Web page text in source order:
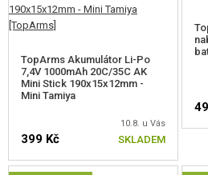
TopArms Akumulátor Li-Po
7,4V 1000mAh 20C/35C AK
Mini Stick 190x15x12mm -
Mini Tamiya
10.8. u Vás
399 Kč SKLADEM